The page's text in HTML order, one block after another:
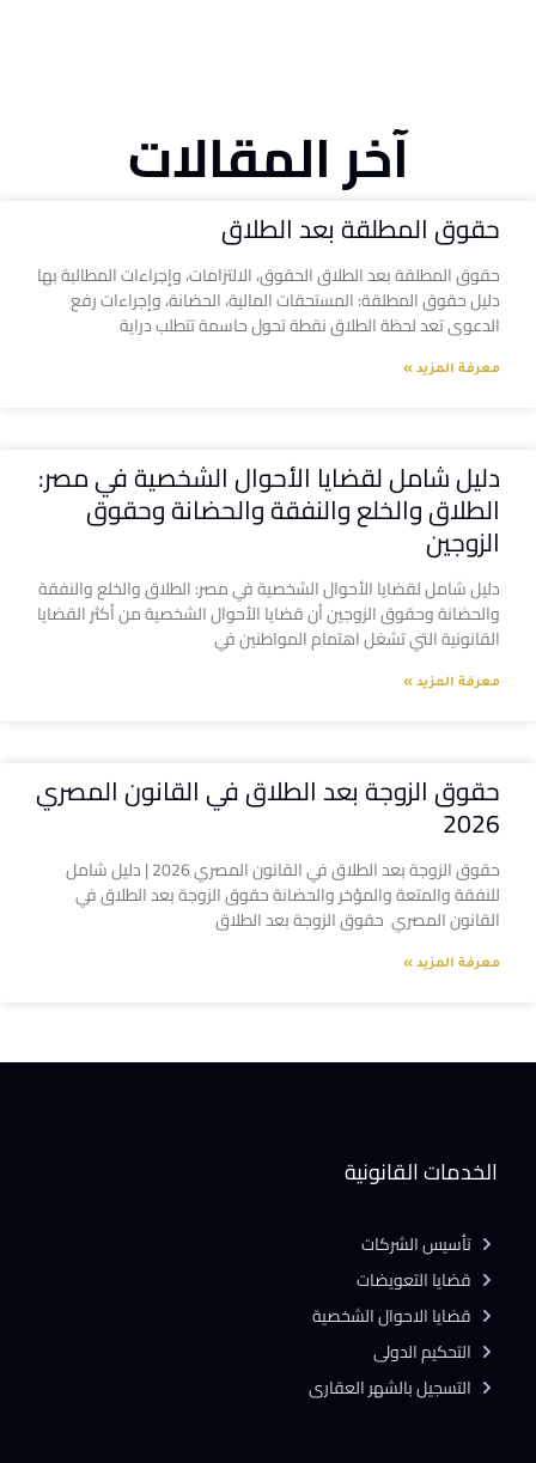
آخر المقالات
حقوق المطلقة بعد الطلاق
حقوق المطلقة بعد الطلاق الحقوق، الالتزامات، وإجراءات المطالبة بها
دليل حقوق المطلقة: المستحقات المالية، الحضانة، وإجراءات رفع
الدعوى تعد لحظة الطلاق نقطة تحول حاسمة تتطلب دراية
معرفة المزيد »
دليل شامل لقضايا الأحوال الشخصية في مصر:
الطلاق والخلع والنفقة والحضانة وحقوق
الزوجين
دليل شامل لقضايا الأحوال الشخصية في مصر: الطلاق والخلع والنفقة
والحضانة وحقوق الزوجين أن قضايا الأحوال الشخصية من أكثر القضايا
القانونية التي تشغل اهتمام المواطنين في
معرفة المزيد »
حقوق الزوجة بعد الطلاق في القانون المصري
2026
حقوق الزوجة بعد الطلاق في القانون المصري 2026 | دليل شامل
للنفقة والمتعة والمؤخر والحضانة حقوق الزوجة بعد الطلاق في
القانون المصري حقوق الزوجة بعد الطلاق
معرفة المزيد »
الخدمات القانونية
تأسيس الشركات
قضايا التعويضات
قضايا الاحوال الشخصية
التحكيم الدولى
التسجيل بالشهر العقارى